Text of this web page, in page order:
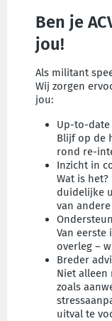
Ben je
jou!
Als militant
Wij zorgen
jou:
Up-to-
Blijf op de
rond re-
Inzicht in
Wat is
duidelijke
van
Van
overleg –
Breder
Niet alleen
zoals
uitval te